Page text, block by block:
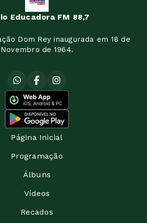
Educadora FM 88,7
Dom Rey inaugurada em 18 de
Novembro de 1964.
Página Inicial
Programação
Álbuns
Vídeos
Recados